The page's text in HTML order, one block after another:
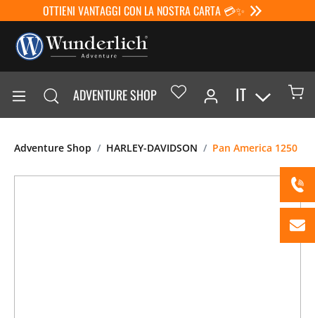
OTTIENI VANTAGGI CON LA NOSTRA CARTA 💳✨
ADVENTURE SHOP IT
Adventure Shop HARLEY-DAVIDSON Pan America 1250